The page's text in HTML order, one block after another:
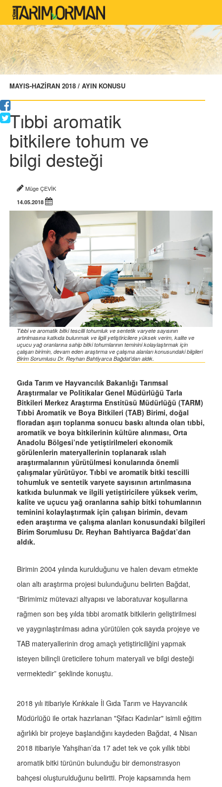
MAYIS-HAZİRAN 2018 / AYIN KONUSU
Tıbbi aromatik
bitkilere tohum ve
bilgi desteği
Müge ÇEVİK
14.05.2018
Tıbbi ve aromatik bitki tescilli tohumluk ve sentetik varyete sayısının
artırılmasına katkıda bulunmak ve ilgili yetiştiricilere yüksek verim, kalite ve
uçucu yağ oranlarına sahip bitki tohumlarının teminini kolaylaştırmak için
çalışan birimin, devam eden araştırma ve çalışma alanları konusundaki bilgileri
Birim Sorumlusu Dr. Reyhan Bahtiyarca Bağdat’dan aldık.
Gıda Tarım ve Hayvancılık Bakanlığı Tarımsal
Araştırmalar ve Politikalar Genel Müdürlüğü Tarla
Bitkileri Merkez Araştırma Enstitüsü Müdürlüğü (TARM)
Tıbbi Aromatik ve Boya Bitkileri (TAB) Birimi, doğal
floradan aşırı toplanma sonucu baskı altında olan tıbbi,
aromatik ve boya bitkilerinin kültüre alınması, Orta
Anadolu Bölgesi’nde yetiştirilmeleri ekonomik
görülenlerin materyallerinin toplanarak ıslah
araştırmalarının yürütülmesi konularında önemli
çalışmalar yürütüyor. Tıbbi ve aromatik bitki tescilli
tohumluk ve sentetik varyete sayısının artırılmasına
katkıda bulunmak ve ilgili yetiştiricilere yüksek verim,
kalite ve uçucu yağ oranlarına sahip bitki tohumlarının
teminini kolaylaştırmak için çalışan birimin, devam
eden araştırma ve çalışma alanları konusundaki bilgileri
Birim Sorumlusu Dr. Reyhan Bahtiyarca Bağdat’dan
aldık.
Birimin 2004 yılında kurulduğunu ve halen devam etmekte
olan altı araştırma projesi bulunduğunu belirten Bağdat,
“Birimimiz mütevazi altyapısı ve laboratuvar koşullarına
rağmen son beş yılda tıbbi aromatik bitkilerin geliştirilmesi
ve yaygınlaştırılması adına yürütülen çok sayıda projeye ve
TAB materyallerinin drog amaçlı yetiştiriciliğini yapmak
isteyen bilinçli üreticilere tohum materyali ve bilgi desteği
vermektedir” şeklinde konuştu.
2018 yılı itibariyle Kırıkkale İl Gıda Tarım ve Hayvancılık
Müdürlüğü ile ortak hazırlanan "Şifacı Kadınlar" isimli eğitim
ağırlıklı bir projeye başlandığını kaydeden Bağdat, 4 Nisan
2018 itibariyle Yahşihan’da 17 adet tek ve çok yıllık tıbbi
aromatik bitki türünün bulunduğu bir demonstrasyon
bahçesi oluşturulduğunu belirtti. Proje kapsamında hem